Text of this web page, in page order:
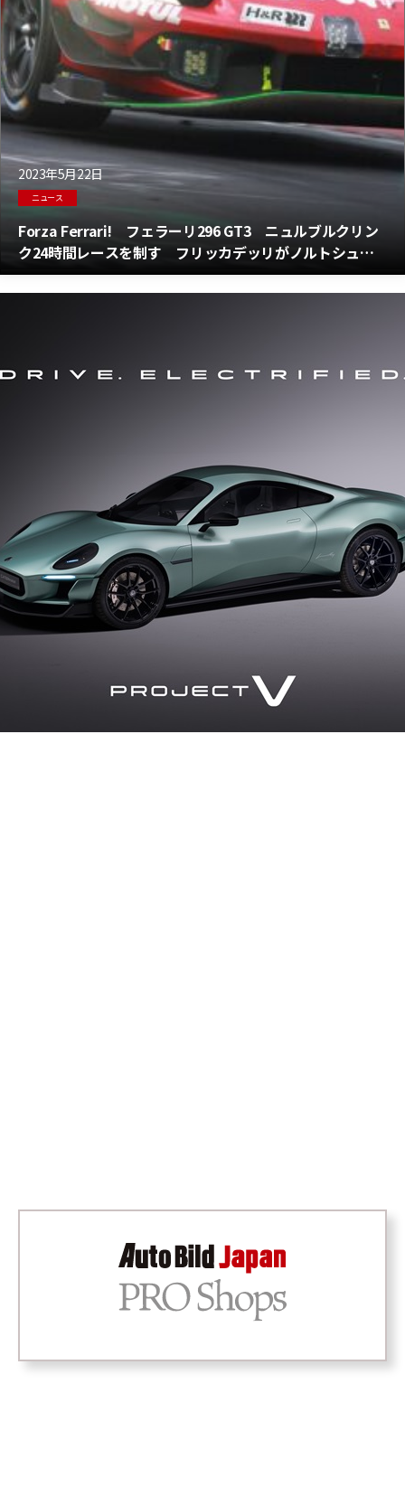
2023年5月22日
ニュース
Forza Ferrari! フェラーリ296 GT3 ニュルブルクリン
ク24時間レースを制す フリッカデッリがノルトシュラ
イフェの女王に勝利を捧げる